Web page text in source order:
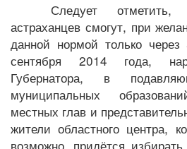
Следует
астраханцев смогут, при
данной нормой только
сентября 2014 года,
Губернатора, в
муниципальных
местных глав и
жители областного центра,
возможно, придётся избирать